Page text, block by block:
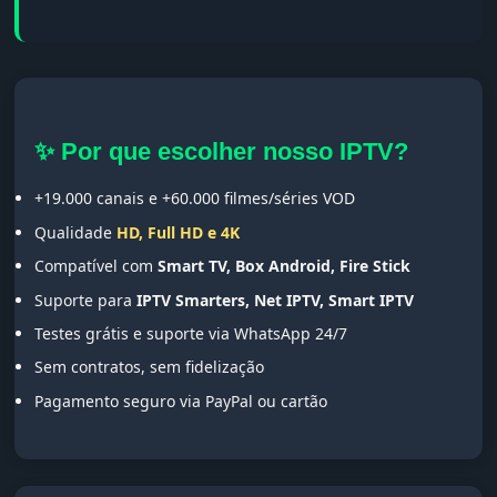
✨ Por que escolher nosso IPTV?
+19.000 canais e +60.000 filmes/séries VOD
Qualidade HD, Full HD e 4K
Compatível comSmart TV, Box Android, Fire Stick
Suporte paraIPTV Smarters, Net IPTV, Smart IPTV
Testes grátis e suporte via WhatsApp 24/7
Sem contratos, sem fidelização
Pagamento seguro via PayPal ou cartão